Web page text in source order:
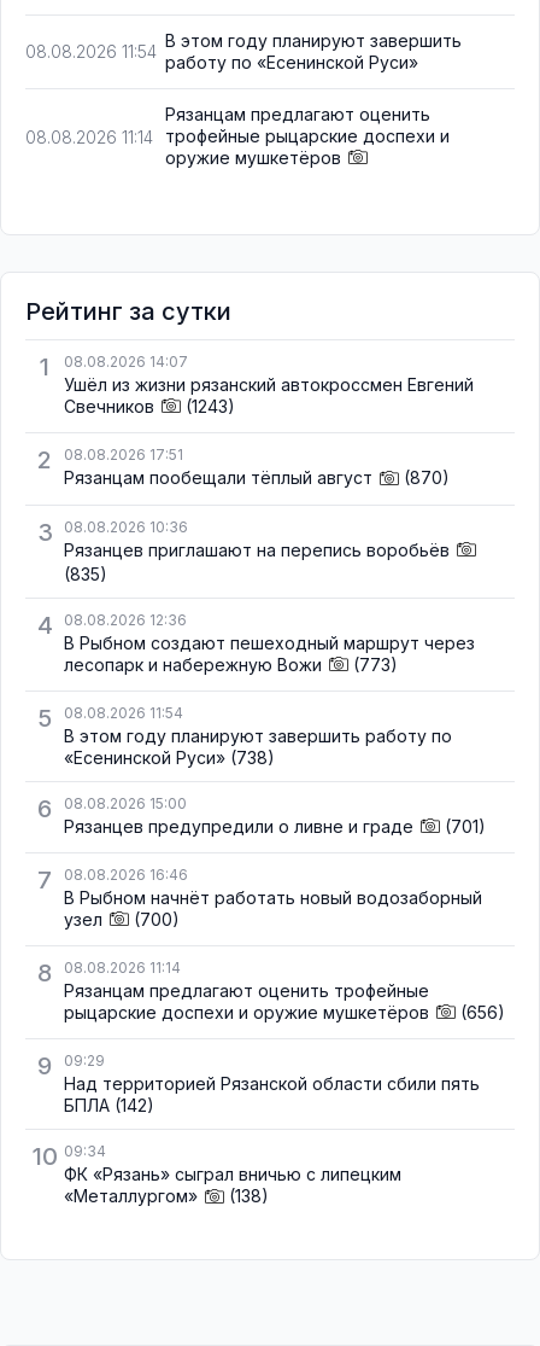
08.08.2026 11:54
В этом году планируют завершить
работу по «Есенинской Руси»
08.08.2026 11:14
Рязанцам предлагают оценить
трофейные рыцарские доспехи и
оружие мушкетёров
Рейтинг за сутки
1
08.08.2026 14:07
Ушёл из жизни рязанский автокроссмен Евгений
Свечников
(1243)
2 08.08.2026 17:51
Рязанцам пообещали тёплый август (870)
3 08.08.2026 10:36
Рязанцев приглашают на перепись воробьёв
(835)
4 08.08.2026 12:36
В Рыбном создают пешеходный маршрут через
лесопарк и набережную Вожи
(773)
5 08.08.2026 11:54
В этом году планируют завершить работу по
«Есенинской Руси» (738)
6 08.08.2026 15:00
Рязанцев предупредили о ливне и граде (701)
7 08.08.2026 16:46
В Рыбном начнёт работать новый водозаборный
узел
(700)
8 08.08.2026 11:14
Рязанцам предлагают оценить трофейные
рыцарские доспехи и оружие мушкетёров
(656)
9 09:29
Над территорией Рязанской области сбили пять
БПЛА (142)
10 09:34
ФК «Рязань» сыграл вничью с липецким
«Металлургом»
(138)